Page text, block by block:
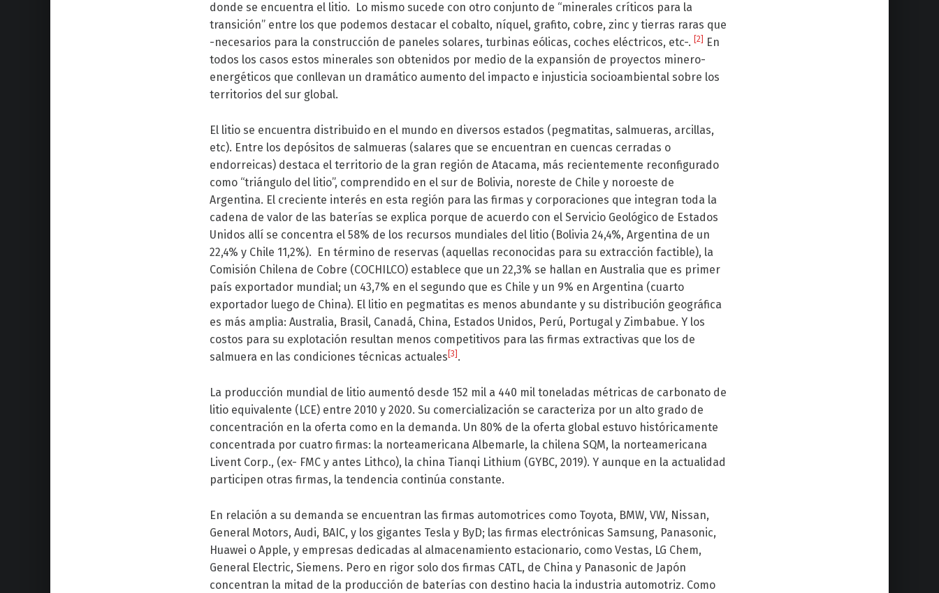
donde se encuentra el litio. Lo mismo sucede con otro conjunto de “minerales críticos para la
transición” entre los que podemos destacar el cobalto, níquel, grafito, cobre, zinc y tierras raras que
-necesarios para la construcción de paneles solares, turbinas eólicas, coches eléctricos, etc-.
[2]
En
todos los casos estos minerales son obtenidos por medio de la expansión de proyectos minero-
energéticos que conllevan un dramático aumento del impacto e injusticia socioambiental sobre los
territorios del sur global.
El litio se encuentra distribuido en el mundo en diversos estados (pegmatitas, salmueras, arcillas,
etc). Entre los depósitos de salmueras (salares que se encuentran en cuencas cerradas o
endorreicas) destaca el territorio de la gran región de Atacama, más recientemente reconfigurado
como “triángulo del litio”, comprendido en el sur de Bolivia, noreste de Chile y noroeste de
Argentina. El creciente interés en esta región para las firmas y corporaciones que integran toda la
cadena de valor de las baterías se explica porque de acuerdo con el Servicio Geológico de Estados
Unidos allí se concentra el 58% de los recursos mundiales del litio (Bolivia 24,4%, Argentina de un
22,4% y Chile 11,2%). En término de reservas (aquellas reconocidas para su extracción factible), la
Comisión Chilena de Cobre (COCHILCO) establece que un 22,3% se hallan en Australia que es primer
país exportador mundial; un 43,7% en el segundo que es Chile y un 9% en Argentina (cuarto
exportador luego de China). El litio en pegmatitas es menos abundante y su distribución geográfica
es más amplia: Australia, Brasil, Canadá, China, Estados Unidos, Perú, Portugal y Zimbabue. Y los
costos para su explotación resultan menos competitivos para las firmas extractivas que los de
salmuera en las condiciones técnicas actuales [3] .
La producción mundial de litio aumentó desde 152 mil a 440 mil toneladas métricas de carbonato de
litio equivalente (LCE) entre 2010 y 2020. Su comercialización se caracteriza por un alto grado de
concentración en la oferta como en la demanda. Un 80% de la oferta global estuvo históricamente
concentrada por cuatro firmas: la norteamericana Albemarle, la chilena SQM, la norteamericana
Livent Corp., (ex- FMC y antes Lithco), la china Tianqi Lithium (GYBC, 2019). Y aunque en la actualidad
participen otras firmas, la tendencia continúa constante.
En relación a su demanda se encuentran las firmas automotrices como Toyota, BMW, VW, Nissan,
General Motors, Audi, BAIC, y los gigantes Tesla y ByD; las firmas electrónicas Samsung, Panasonic,
Huawei o Apple, y empresas dedicadas al almacenamiento estacionario, como Vestas, LG Chem,
General Electric, Siemens. Pero en rigor solo dos firmas CATL, de China y Panasonic de Japón
concentran la mitad de la producción de baterías con destino hacia la industria automotriz. Como